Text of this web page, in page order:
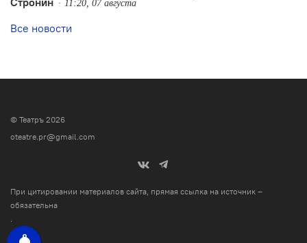
11:20, 07 августа
Все новости
© Театръ 2026
oteatre.pr@gmail.com
При цитировании материалов сайта, прямая ссылка на источник –
обязательна
.